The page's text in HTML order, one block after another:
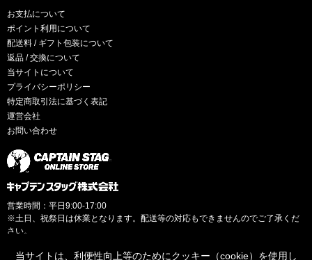
お支払について
ポイント利用について
配送料 / ギフト包装について
返品 / 交換について
当サイトについて
プライバシーポリシー
特定商取引法に基づく表記
運営会社
お問い合わせ
営業時間：平日9:00-17:00
※土日、祝祭日は休業となります。配送等の対応もできませんのでご了承くだ
さい。
当サイトは、利便性向上等のためにクッキー（cookie）を使用し